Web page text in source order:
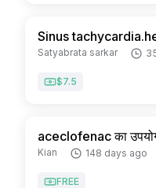
Sinus
Satyabrata sarkar
$7.5
aceclofenac का
Kian 148 days ago
FREE